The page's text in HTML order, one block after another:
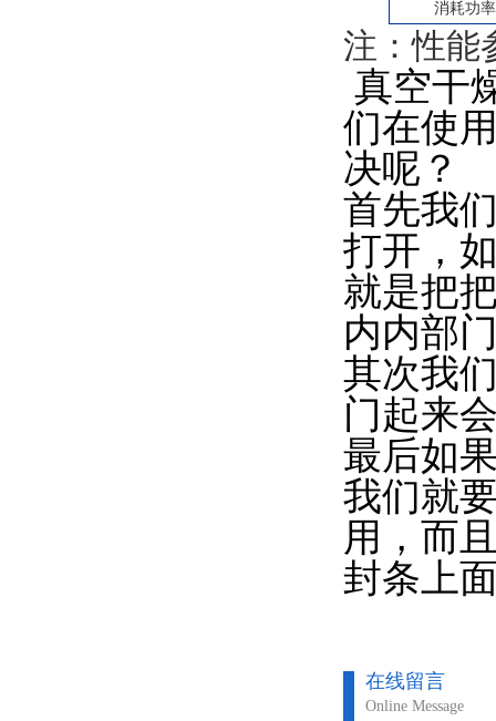
消耗功率
注：性能
真空干
们在使
决呢？
首先我
打开，
就是把
内内部
其次我
门起来
最后如
我们就
用，而
封条上
在线留言
Online Message